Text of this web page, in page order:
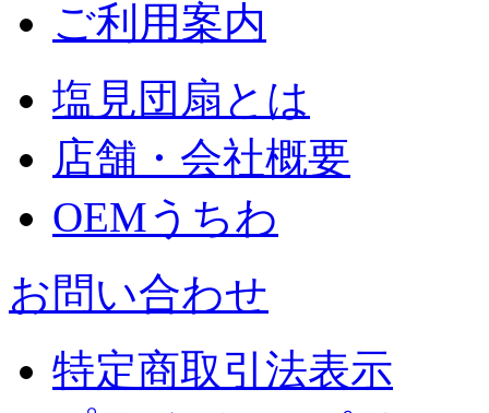
ご利用案内
塩見団扇とは
店舗・会社概要
OEMうちわ
お問い合わせ
特定商取引法表示